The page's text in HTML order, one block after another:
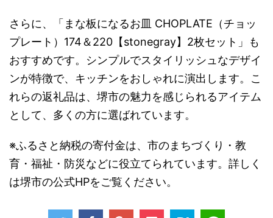
さらに、「まな板になるお皿 CHOPLATE（チョッ
プレート）174＆220【stonegray】2枚セット」も
おすすめです。シンプルでスタイリッシュなデザイ
ンが特徴で、キッチンをおしゃれに演出します。こ
れらの返礼品は、堺市の魅力を感じられるアイテム
として、多くの方に選ばれています。
※ふるさと納税の寄付金は、市のまちづくり・教
育・福祉・防災などに役立てられています。詳しく
は堺市の公式HPをご覧ください。